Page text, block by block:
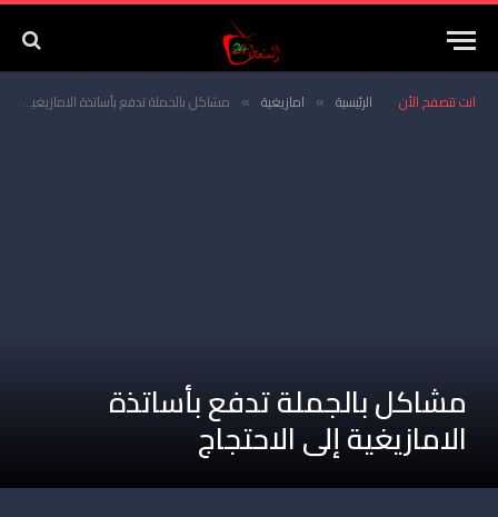
انت تتصفح الأن الرئيسية » امازيغية » مشاكل بالجملة تدفع بأساتذة الامازيغية إلى الاحتجاج
مشاكل بالجملة تدفع بأساتذة
الامازيغية إلى الاحتجاج